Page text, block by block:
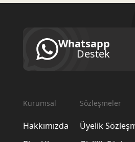
Whatsapp
Destek
Kurumsal
Hakkımızda
Sözleşmeler
Üyelik